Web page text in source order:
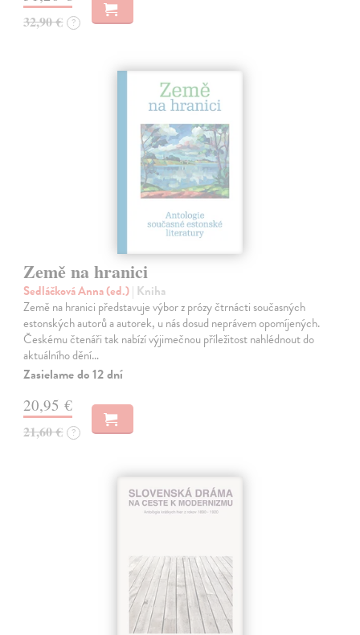
32,90 € ?
Země na hranici
Sedláčková Anna (ed.)| Kniha
Země na hranici představuje výbor z prózy čtrnácti současných
estonských autorů a autorek, u nás dosud neprávem opomíjených.
Českému čtenáři tak nabízí výjimečnou příležitost nahlédnout do
aktuálního dění…
Zasielame do 12 dní
20,95 €
21,60 € ?